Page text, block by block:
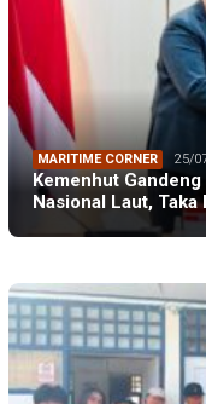
MARITIME CORNER 25/
Kemenhut
Nasional Laut,